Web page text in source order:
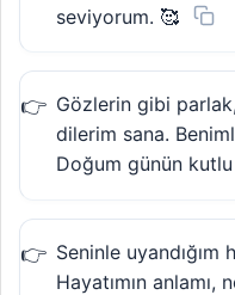
seviyorum. 🥰
Gözlerin gibi
dilerim sana.
Doğum günün
Seninle uyandığım
Hayatımın